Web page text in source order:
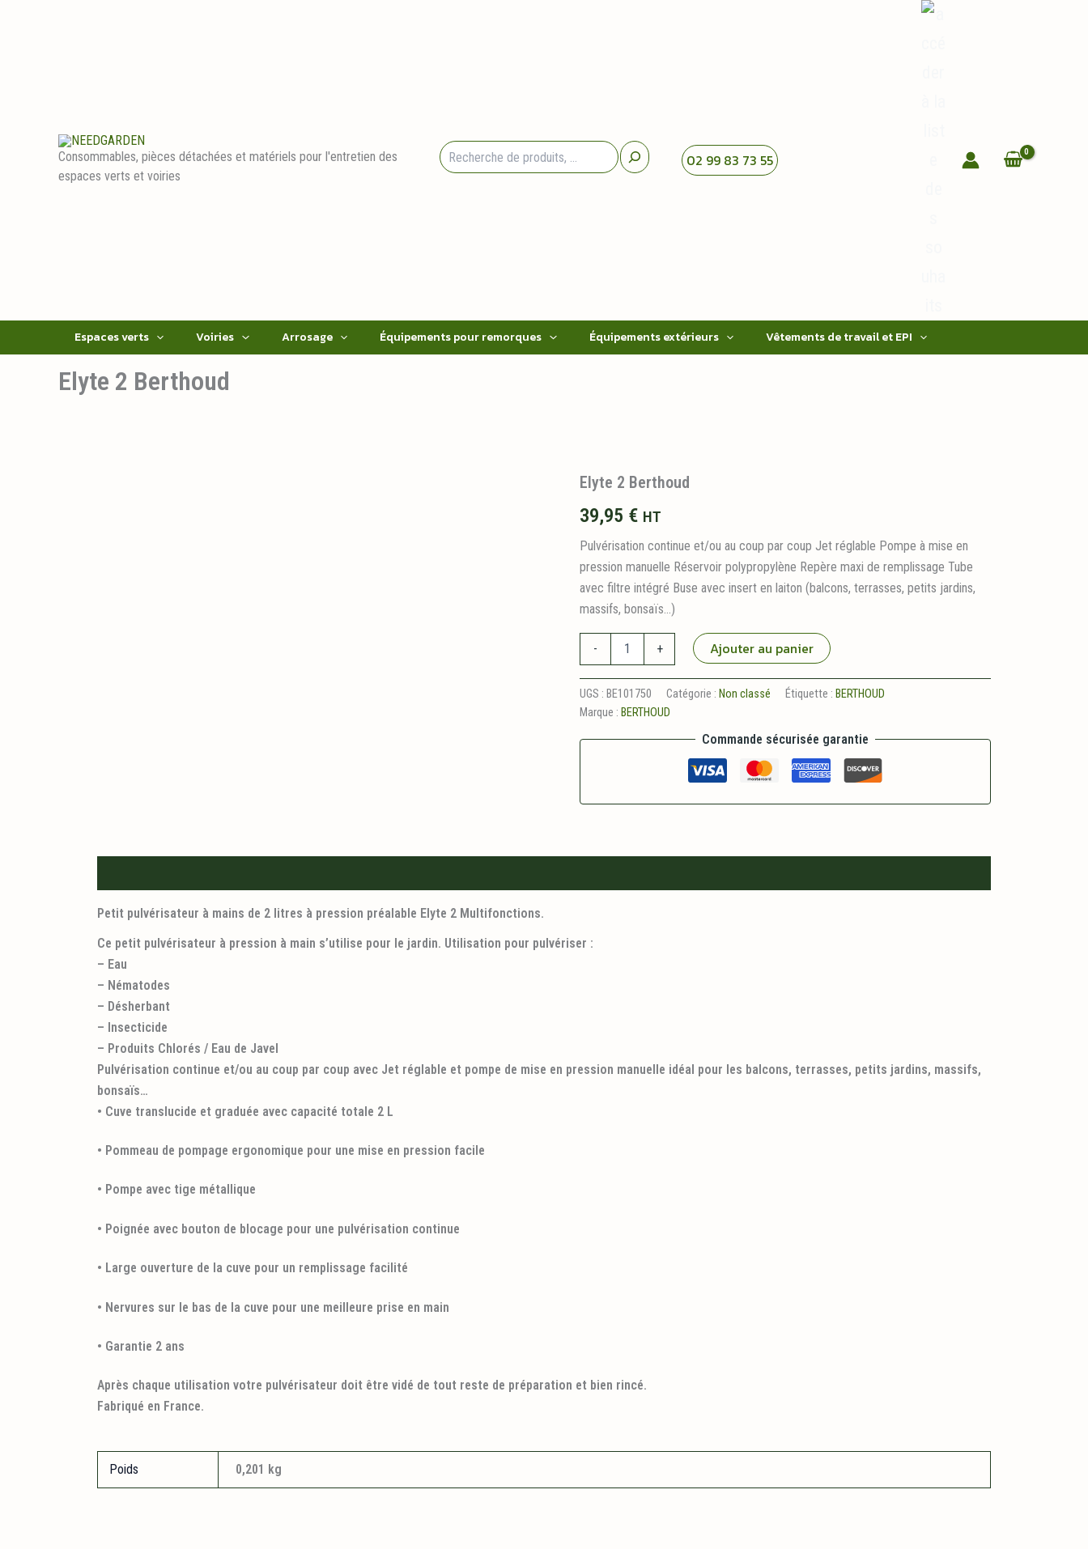
Consommables, pièces détachées et matériels pour l'entretien des
espaces verts et voiries
02 99 83 73 55
Espaces verts Voiries Arrosage Équipements pour remorques Équipements extérieurs Vêtements de travail et EPI
Elyte 2 Berthoud
Elyte 2 Berthoud
39,95 € HT
Pulvérisation continue et/ou au coup par coup Jet réglable Pompe à mise en
pression manuelle Réservoir polypropylène Repère maxi de remplissage Tube
avec filtre intégré Buse avec insert en laiton (balcons, terrasses, petits jardins,
massifs, bonsaïs…)
-
2
Berthoud
+ Ajouter au panier
UGS : BE101750 Catégorie : Non classé Étiquette : BERTHOUD
Marque : BERTHOUD
Commande sécurisée garantie
Petit pulvérisateur à mains de 2 litres à pression préalable Elyte 2 Multifonctions.
Ce petit pulvérisateur à pression à main s’utilise pour le jardin. Utilisation pour pulvériser :
– Eau
– Nématodes
– Désherbant
– Insecticide
– Produits Chlorés / Eau de Javel
Pulvérisation continue et/ou au coup par coup avec Jet réglable et pompe de mise en pression manuelle idéal pour les balcons, terrasses, petits jardins, massifs,
bonsaïs…
• Cuve translucide et graduée avec capacité totale 2 L
• Pommeau de pompage ergonomique pour une mise en pression facile
• Pompe avec tige métallique
• Poignée avec bouton de blocage pour une pulvérisation continue
• Large ouverture de la cuve pour un remplissage facilité
• Nervures sur le bas de la cuve pour une meilleure prise en main
• Garantie 2 ans
Après chaque utilisation votre pulvérisateur doit être vidé de tout reste de préparation et bien rincé.
Fabriqué en France.
Poids 0,201 kg